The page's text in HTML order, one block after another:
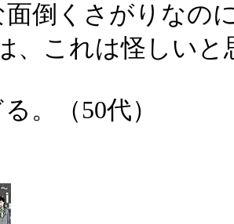
倒くさがりなの
、これは怪しいと
。（50代）